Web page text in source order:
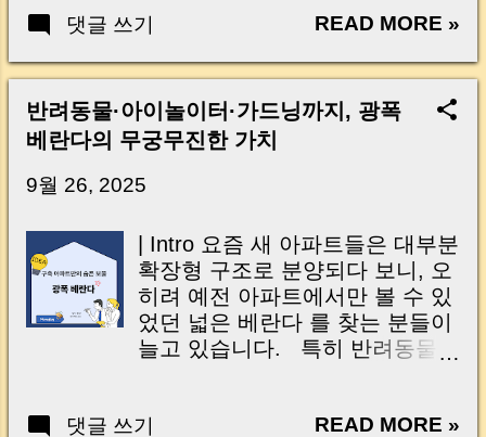
Ministry of Land’s e-contract
without issues, and the contract
was completed successfully. ...
Documents Checklist (Gov Data
/ Direct / Settlement) | Common
Rejection Cases & Passing Tips |
| FAQ | Summary Box – Key
Takeaways | Recommended
Intro 2025년 7월 11일부로 ‘희망
지원금이 상향 되었습니다. 하지
만 여전히 경기는 ...
응 자주 묻는 질문 (Q&A) 핵심 요
English Background of the
Follow-up Projects Status &
Speed of Pilot Districts Resident-
Proposed Method (Process)
Supply Quota & Timeline
Issues Expert Opinions (Pros &
Cons) FAQ (Q&A) Key Summary
Box | Intro “우리 동네 아파트, 언
제 재건축될까?” 요즘 가장 많이
듣는 질문입니다. 1기 신도시가
지어진 지도 어느덧 30년을 넘어
와 맞물려 정비사업에 대한 관심
댓글 쓰기 READ MORE »
반려동물·아이놀이터·가드닝까지, 광폭
베란다의 무궁무진한 가치
9월 26, 2025
| Intro 요즘 새 아파트들은 대부분
확장형 구조로 분양되다 보니, 오
히려 예전 아파트에서만 볼 수 있
었던 넓은 베란다 를 찾는 분들이
늘고 있습니다. 특히 반려동물을
우는 경우 캣타워나 놀이 공간 을
댓글 쓰기 READ MORE »